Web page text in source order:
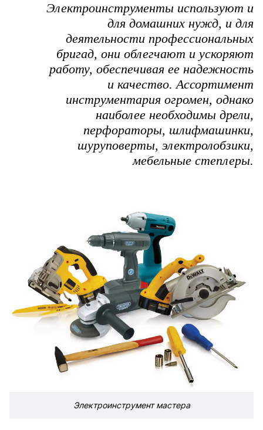
Электроинструменты используют и
для домашних нужд, и для
деятельности профессиональных
бригад, они облегчают и ускоряют
работу, обеспечивая ее надежность
и качество. Ассортимент
инструментария огромен, однако
наиболее необходимы дрели,
перфораторы, шлифмашинки,
шуруповерты, электролобзики,
мебельные степлеры.
Электроинструмент мастера